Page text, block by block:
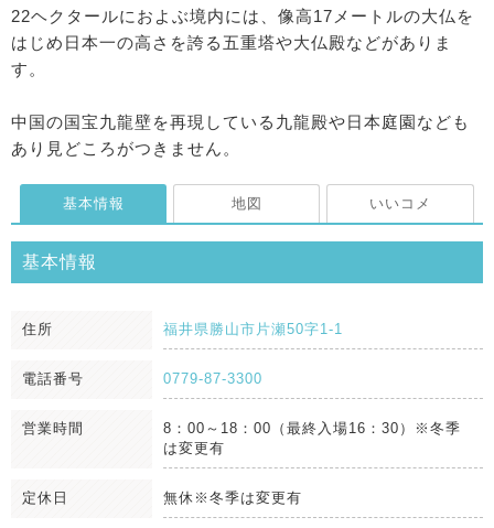
22ヘクタールにおよぶ境内には、像高17メートルの大仏を
はじめ日本一の高さを誇る五重塔や大仏殿などがありま
す。
中国の国宝九龍壁を再現している九龍殿や日本庭園なども
あり見どころがつきません。
基本情報 地図 いいコメ
基本情報
住所 福井県勝山市片瀬50字1-1
電話番号 0779-87-3300
営業時間
8：00～18：00（最終入場16：30）※冬季
は変更有
定休日 無休※冬季は変更有